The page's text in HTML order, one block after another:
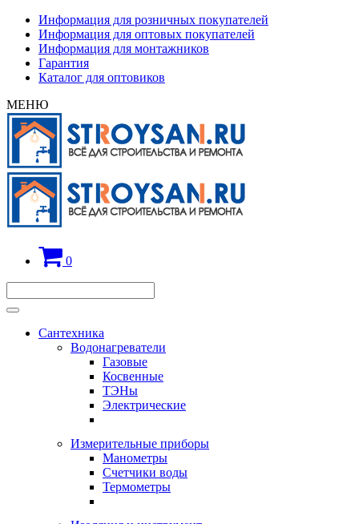
Информация для розничных покупателей
Информация для оптовых покупателей
Информация для монтажников
Гарантия
Каталог для оптовиков
МЕНЮ
0
Сантехника
Водонагреватели
Газовые
Косвенные
ТЭНы
Электрические
Измерительные приборы
Манометры
Счетчики воды
Термометры